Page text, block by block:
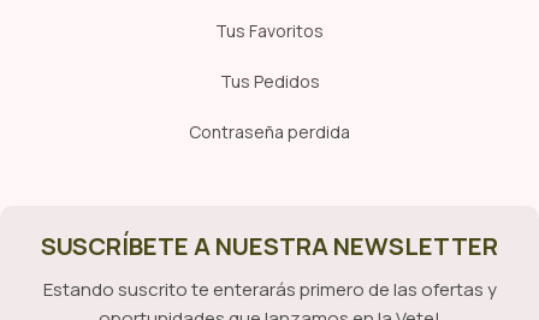
Tus Favoritos
Tus Pedidos
Contraseña perdida
SUSCRÍBETE A NUESTRA NEWSLETTER
Estando suscrito te enterarás primero de las ofertas y